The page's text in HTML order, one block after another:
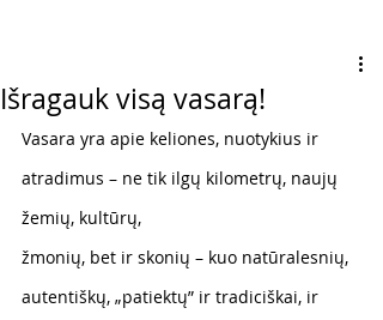
Išragauk visą vasarą!
Vasara yra apie keliones, nuotykius ir
atradimus – ne tik ilgų kilometrų, naujų
žemių, kultūrų,
žmonių, bet ir skonių – kuo natūralesnių,
autentiškų, „patiektų” ir tradiciškai, ir